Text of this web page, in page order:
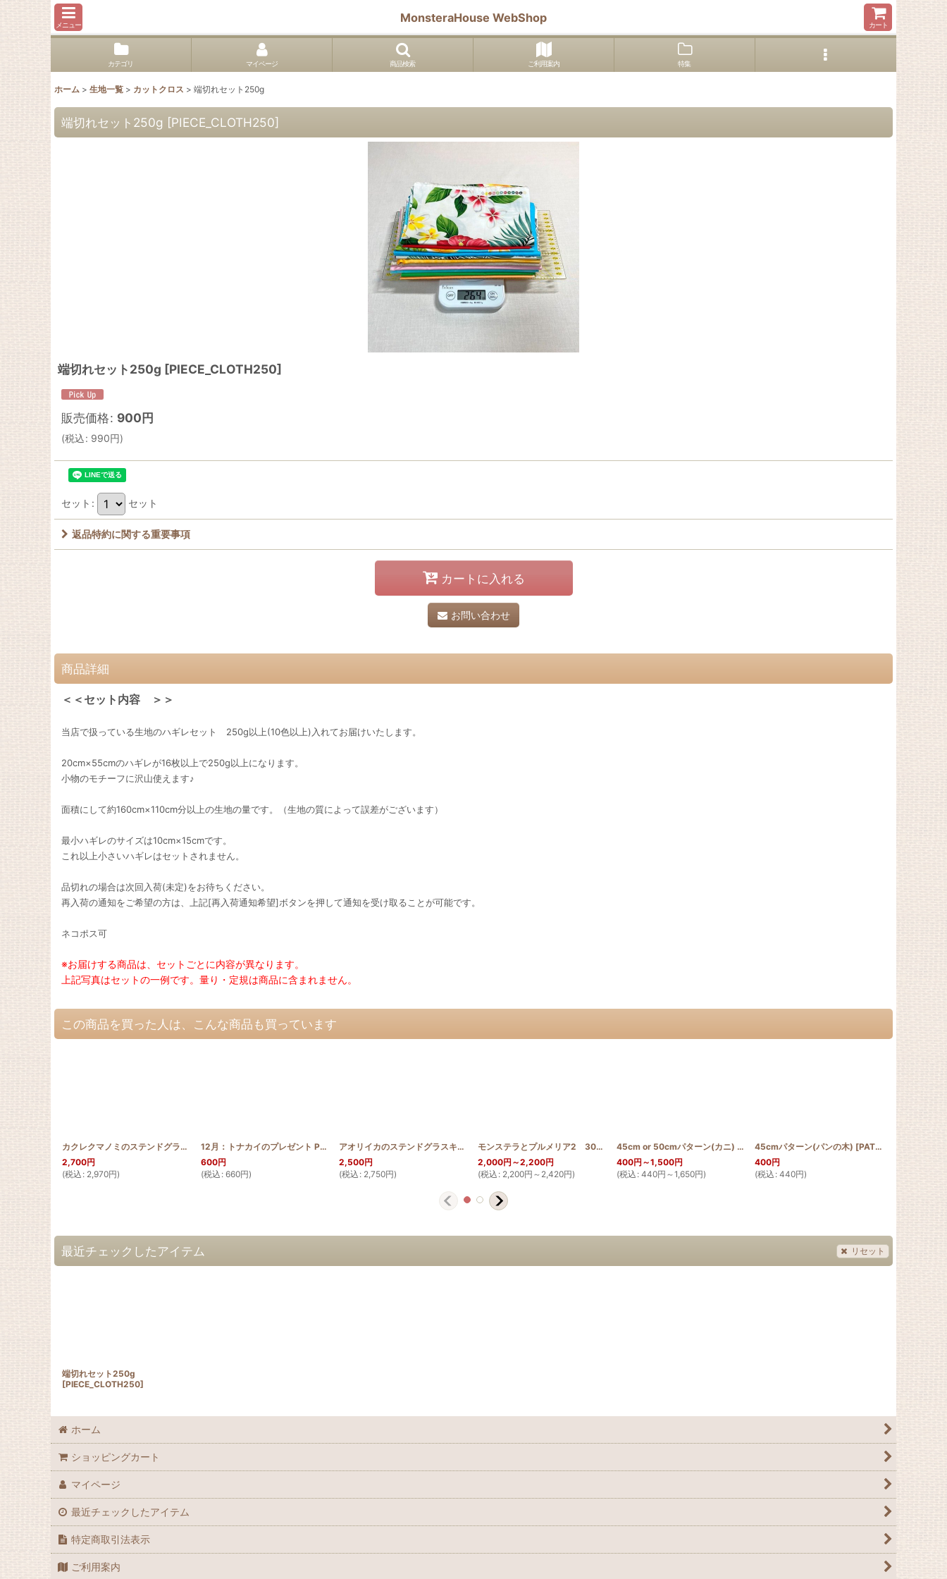
メニュー
MonsteraHouse WebShop
カート
カテゴリ マイページ 商品検索 ご利用案内 特集
ホーム > 生地一覧 > カットクロス > 端切れセット250g
端切れセット250g [PIECE_CLOTH250]
端切れセット250g [PIECE_CLOTH250]
販売価格: 900円
(税込: 990円)
セット : セット
返品特約に関する重要事項
カートに入れる
お問い合わせ
商品詳細
＜＜セット内容 ＞＞
当店で扱っている生地のハギレセット 250g以上(10色以上)入れてお届けいたします。
20cm×55cmのハギレが16枚以上で250g以上になります。
小物のモチーフに沢山使えます♪
面積にして約160cm×110cm分以上の生地の量です。（生地の質によって誤差がございます）
最小ハギレのサイズは10cm×15cmです。
これ以上小さいハギレはセットされません。
品切れの場合は次回入荷(未定)をお待ちください。
再入荷の通知をご希望の方は、上記[再入荷通知希望]ボタンを押して通知を受け取ることが可能です。
ネコポス可
※お届けする商品は、セットごとに内容が異なります。
上記写真はセットの一例です。量り・定規は商品に含まれません。
この商品を買った人は、こんな商品も買っています
カクレクマノミのステンドグラスキルトタペストリー20_25 [SGQT2025_NIMO]
2,700円
(税込 : 2,970円)
12月：トナカイのプレゼント Pattern [Decenber_Deer_Pattern]
600円
(税込 : 660円)
アオリイカのステンドグラスキルトタペストリー [SGQ_BIGFINREEFSQ
]
2,500円
(税込 : 2,750円)
モンステラとプルメリア2 30cm HQT30_MON_PUL2]
2,000円 ～2,200円
(税込 : 2,200円 ～2,420円)
45cm or 50cmパターン(カニ) [PATTERN_T50_CRAB]
400円 ～1,500円
(税込 : 440円 ～1,650円)
45cmパターン(パンの木) [PATTERN_T45_ULU
400円
(税込 : 440円)
最近チェックしたアイテム リセット
端切れセット250g
[PIECE_CLOTH250]
ホーム
ショッピングカート
マイページ
最近チェックしたアイテム
特定商取引法表示
ご利用案内